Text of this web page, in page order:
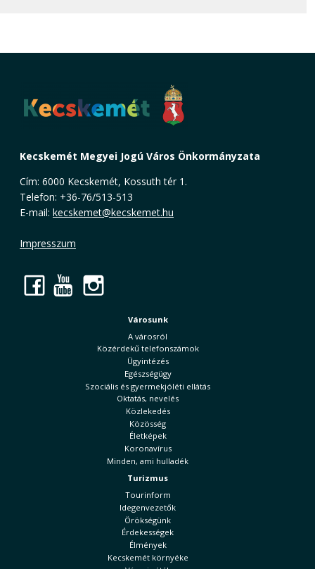
Kecskemét Megyei Jogú Város Önkormányzata
Cím: 6000 Kecskemét, Kossuth tér 1.
Telefon: +36-76/513-513
E-mail: kecskemet@kecskemet.hu
Impresszum
Facebook
YouTube
Városunk
A városról
Közérdekű telefonszámok
Ügyintézés
Egészségügy
Szociális és gyermekjóléti ellátás
Oktatás, nevelés
Közlekedés
Közösség
Életképek
Koronavírus
Minden, ami hulladék
Turizmus
Tourinform
Idegenvezetők
Örökségünk
Érdekességek
Élmények
Kecskemét környéke